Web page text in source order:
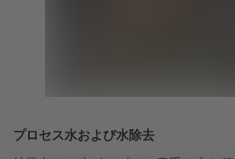
プロセス水および水除去